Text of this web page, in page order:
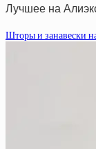
Лучшее на
Шторы и занавески